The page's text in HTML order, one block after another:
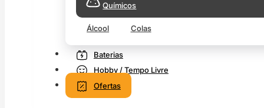
Químicos
Álcool Colas
Baterias
Hobby / Tempo Livre
Ofertas